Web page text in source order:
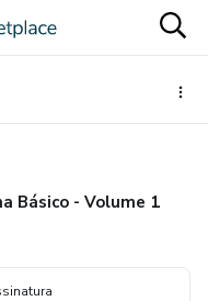
Básico - Volume 1